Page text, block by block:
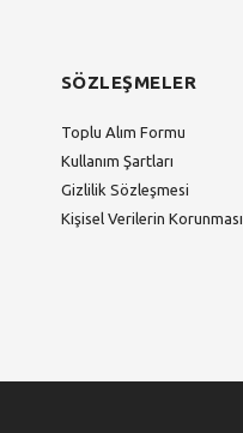
SÖZLEŞMELER
Toplu Alım Formu
Kullanım Şartları
Gizlilik Sözleşmesi
Kişisel Verilerin Korunması